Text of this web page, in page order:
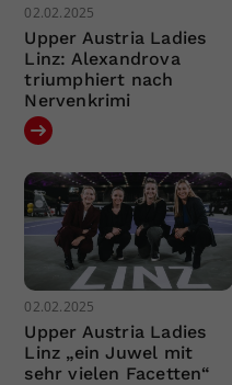
02.02.2025
Upper Austria Ladies
Linz: Alexandrova
triumphiert nach
Nervenkrimi
02.02.2025
Upper Austria Ladies
Linz „ein Juwel mit
sehr vielen Facetten“